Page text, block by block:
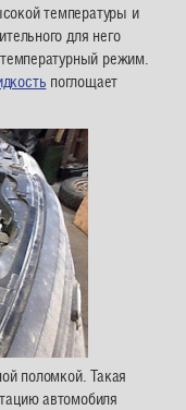
температуры и
для него
режим.
поглощает
поломкой. Такая
автомобиля